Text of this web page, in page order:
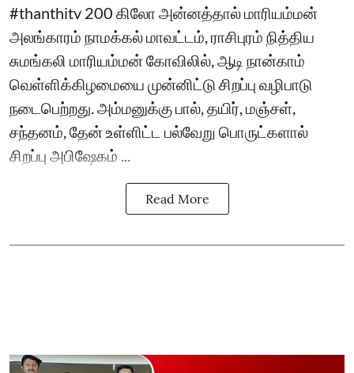
#thanthitv 200 கிலோ அன்னத்தால் மாரியம்மன்
அலங்காரம் நாமக்கல் மாவட்டம், ராசிபுரம் நித்திய
சுமங்கலி மாரியம்மன் கோவிலில், ஆடி நான்காம்
வெள்ளிக்கிழமையை முன்னிட்டு சிறப்பு வழிபாடு
நடைபெற்றது. அம்மனுக்கு பால், தயிர், மஞ்சள்,
சந்தனம், தேன் உள்ளிட்ட பல்வேறு பொருட்களால்
சிறப்பு அபிஷேகம் ...
Read More